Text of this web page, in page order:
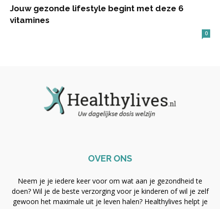
Jouw gezonde lifestyle begint met deze 6
vitamines
0
OVER ONS
Neem je je iedere keer voor om wat aan je gezondheid te
doen? Wil je de beste verzorging voor je kinderen of wil je zelf
gewoon het maximale uit je leven halen? Healthylives helpt je